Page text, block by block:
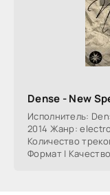
Dense - New
Исполнитель:
2014 Жанр:
Количество
Формат |